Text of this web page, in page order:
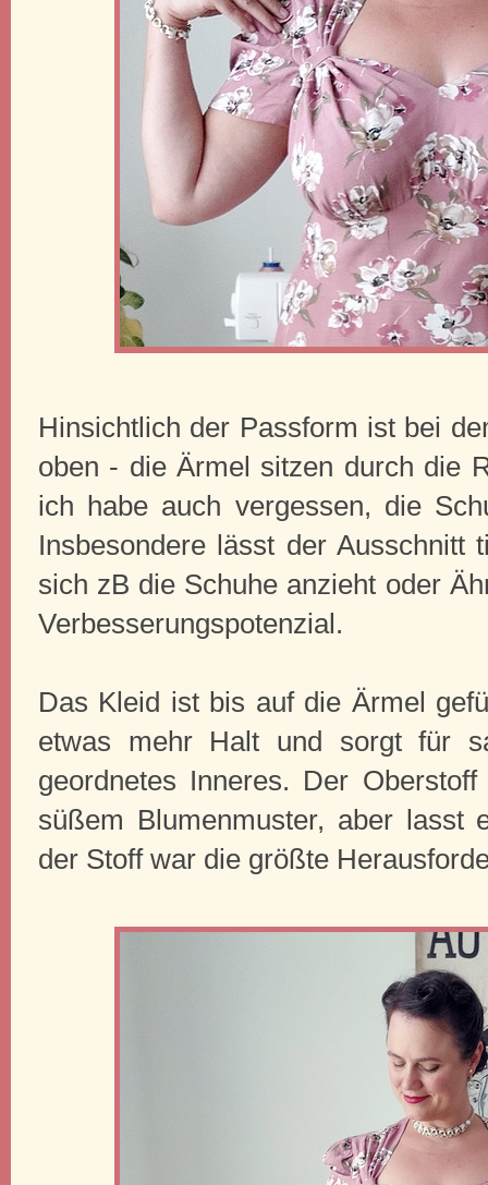
Hinsichtlich der Passform ist bei
oben - die Ärmel sitzen durch die
ich habe auch vergessen, die
Insbesondere lässt der Ausschnitt
sich zB die Schuhe anzieht oder
Verbesserungspotenzial.
Das Kleid ist bis auf die Ärmel
etwas mehr Halt und sorgt für
geordnetes Inneres. Der
süßem Blumenmuster, aber lasst
der Stoff war die größte